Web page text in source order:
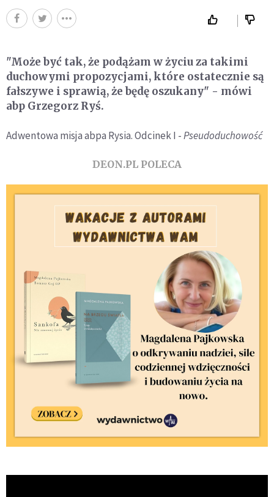
"Może być tak, że podążam w życiu za takimi
duchowymi propozycjami, które ostatecznie są
fałszywe i sprawią, że będę oszukany" - mówi
abp Grzegorz Ryś.
Adwentowa misja abpa Rysia. Odcinek I -Pseudoduchowość
DEON.PL POLECA